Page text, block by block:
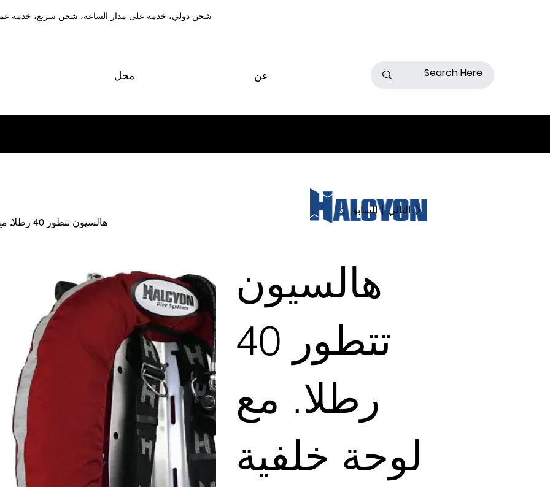
شحن دولي، خدمة على مدار الساعة، شحن سريع، خدمة
محل عن
هالسيون تتطور 40 رطلا. مع لوحة خلفية من الفولاذ المقاوم للصدأ
السابق التالي
هالسيون
تتطور 40
رطلا. مع
لوحة خلفية